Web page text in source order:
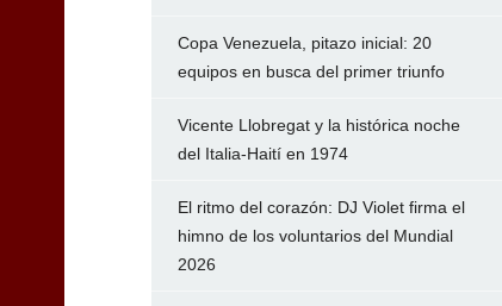
Copa Venezuela, pitazo inicial: 20
equipos en busca del primer triunfo
Vicente Llobregat y la histórica noche
del Italia-Haití en 1974
El ritmo del corazón: DJ Violet firma el
himno de los voluntarios del Mundial
2026